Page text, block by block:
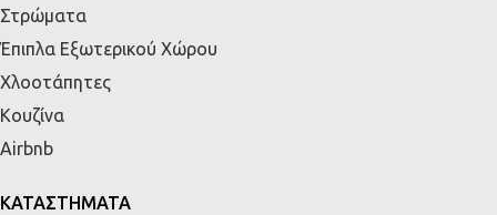
Στρώματα
Έπιπλα Εξωτερικού Χώρου
Χλοοτάπητες
Κουζίνα
Airbnb
ΚΑΤΑΣΤΗΜΑΤΑ